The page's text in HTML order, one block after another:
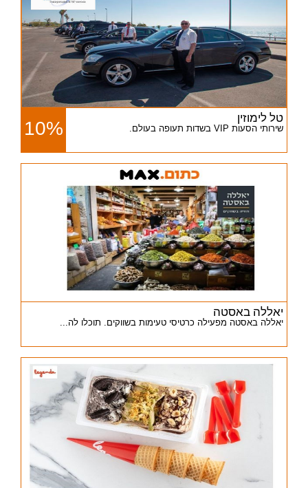
טל לימוזין
שירותי הסעות VIP בשדות תעופה בעולם. 10%
יאללה באסטה
יאללה באסטה מפעילה כרטיסי טעימות בשווקים. תוכלו לה...